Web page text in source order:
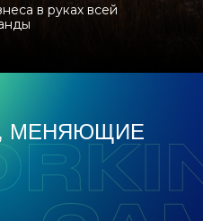
в руках всей
МЕНЯЮЩИЕ